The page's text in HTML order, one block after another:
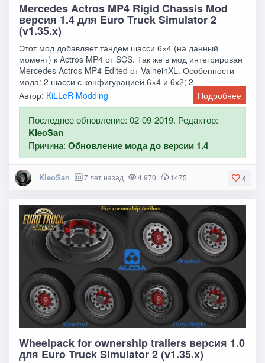
Mercedes Actros MP4 Rigid Chassis Mod
версия 1.4 для Euro Truck Simulator 2
(v1.35.x)
Этот мод добавляет тандем шасси 6×4 (на данный
момент) к Actros MP4 от SCS. Так же в мод интегрирован
Mercedes Actros MP4 Edited от ValheinXL. Особенности
мода: 2 шасси с конфигурацией 6×4 и 6х2; 2
Автор: KiLLeR Modding Подробнее
Последнее обновление: 02-09-2019. Редактор:
KleoSan
Причина:Обновление мода до версии 1.4
4
KleoSan 7 лет назад 4 970 1475
Wheelpack for ownership trailers версия 1.0
для Euro Truck Simulator 2 (v1.35.x)